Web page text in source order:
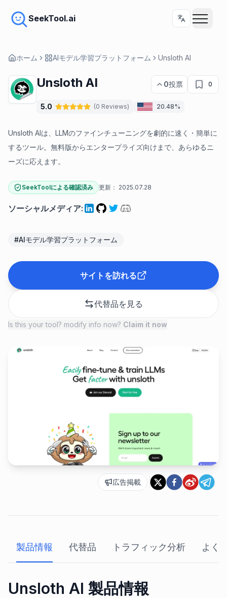
SeekTool.ai
ホーム AIモデル学習プラットフォーム Unsloth AI
Unsloth AI 0投票 0
5.0 (0 Reviews) 20.48%
Unsloth AIは、LLMのファインチューニングを劇的に速く・簡単に
するツール。無料版からエンタープライズ向けまで、あらゆるニ
ーズに応えます。
SeekToolによる確認済み 更新： 2025.07.28
ソーシャルメディア:
#AIモデル学習プラットフォーム
サイトを訪れる
代替品を見る
Is this your tool? modify info now? Claim it now
広告掲載
製品情報 代替品 トラフィック分析 よく
Unsloth AI 製品情報